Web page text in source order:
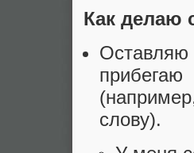
Как делаю
слову).